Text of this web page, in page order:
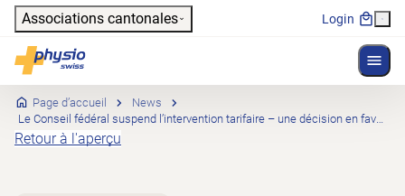
Header
Associations cantonales Login
Physioswiss
Navigation principale
Page d’accueil
News
Le Conseil fédéral suspend l’intervention tarifaire – une décision en faveur des patient·e·s
Retour à l'aperçu